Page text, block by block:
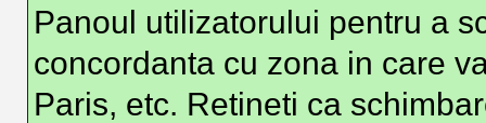
Panoul utilizatorului pentru a
concordanta cu zona in care
Paris, etc. Retineti ca